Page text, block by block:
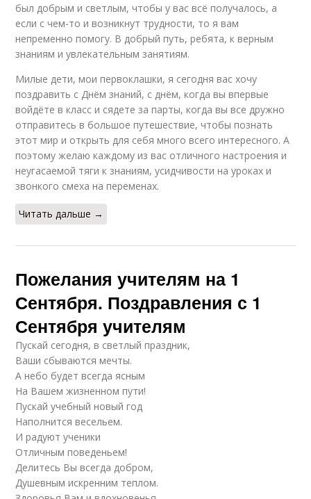
был добрым и светлым, чтобы у вас всё получалось, а
если с чем-то и возникнут трудности, то я вам
непременно помогу. В добрый путь, ребята, к верным
знаниям и увлекательным занятиям.
Милые дети, мои первоклашки, я сегодня вас хочу
поздравить с Днём знаний, с днём, когда вы впервые
войдёте в класс и сядете за парты, когда вы все дружно
отправитесь в большое путешествие, чтобы познать
этот мир и открыть для себя много всего интересного. А
поэтому желаю каждому из вас отличного настроения и
неугасаемой тяги к знаниям, усидчивости на уроках и
звонкого смеха на переменах.
Читать дальше →
Пожелания учителям на 1
Сентября. Поздравления с 1
Сентября учителям
Пускай сегодня, в светлый праздник,
Ваши сбываются мечты.
А небо будет всегда ясным
На Вашем жизненном пути!
Пускай учебный новый год
Наполнится весельем.
И радуют ученики
Отличным поведеньем!
Делитесь Вы всегда добром,
Душевным искренним теплом.